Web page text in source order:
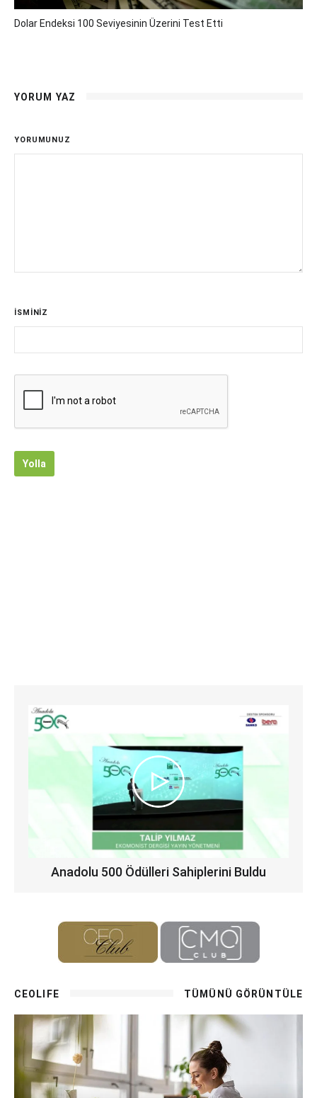
Dolar Endeksi 100 Seviyesinin Üzerini Test Etti
YORUM YAZ
YORUMUNUZ
İSMİNİZ
Yolla
Anadolu 500 Ödülleri Sahiplerini Buldu
CEOLIFE TÜMÜNÜ GÖRÜNTÜLE